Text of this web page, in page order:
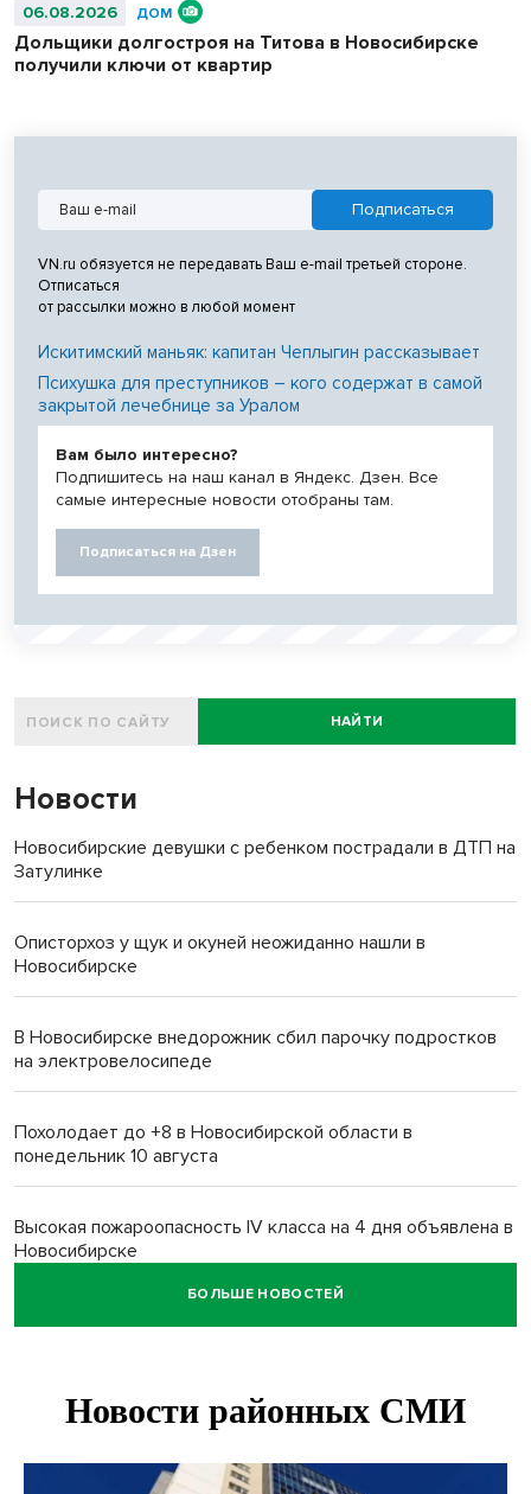
06.08.2026 ДОМ
Дольщики долгостроя на Титова в Новосибирске
получили ключи от квартир
VN.ru обязуется не передавать Ваш e-mail третьей стороне.
Отписаться
от рассылки можно в любой момент
Искитимский маньяк: капитан Чеплыгин рассказывает
Психушка для преступников – кого содержат в самой
закрытой лечебнице за Уралом
Вам было интересно?
Подпишитесь на наш канал в Яндекс. Дзен. Все
самые интересные новости отобраны там.
Подписаться на Дзен
НАЙТИ
Новости
Новосибирские девушки с ребенком пострадали в ДТП на
Затулинке
Описторхоз у щук и окуней неожиданно нашли в
Новосибирске
В Новосибирске внедорожник сбил парочку подростков
на электровелосипеде
Похолодает до +8 в Новосибирской области в
понедельник 10 августа
Высокая пожароопасность IV класса на 4 дня объявлена в
Новосибирске
Двойня выдрят родилась в семействе куньих
Гриб-зомби обнаружен в лесу у села Дубровино под
БОЛЬШЕ НОВОСТЕЙ